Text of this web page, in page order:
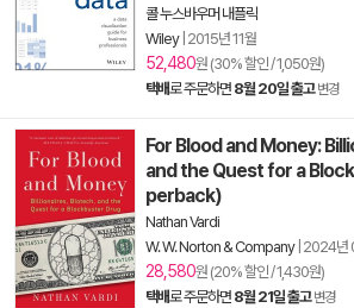
콜 누스바우머 내플릭
Wiley| 2015년 11월
52,480원 (30% 할인 / 1,050원)
택배로 주문하면 8월 20일 출고 변경
For Blood and Money:
and the Quest for a
perback)
Nathan Vardi
W. W. Norton & Company| 2024년
28,580원 (20% 할인 / 1,430원)
택배로 주문하면 8월 21일 출고 변경